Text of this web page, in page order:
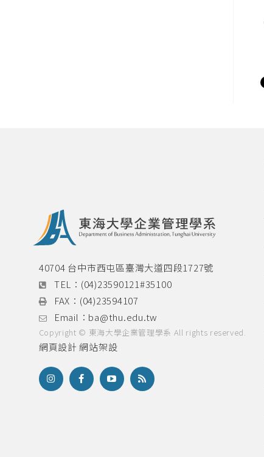
40704 台中市西屯區臺灣大道四段1727號
TEL： (04)23590121#35100
FAX： (04)23594107
Email： ba@thu.edu.tw
Copyright © 東海大學企業管理學系 All rights reserved.
網頁設計 網站架設